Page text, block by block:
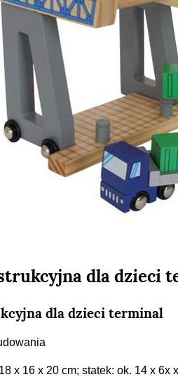
dla dzieci
dla dzieci terminal
x 16 x 20 cm; statek: ok. 14 x 6x